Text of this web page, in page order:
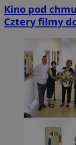
Kino pod
Cztery filmy